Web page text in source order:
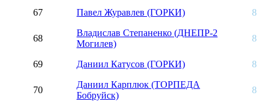
67 Павел Журавлев (ГОРКИ) 8
68
Владислав Степаненко (ДНЕПР-2
Могилев)
8
69 Даниил Катусов (ГОРКИ) 8
70
Даниил Карплюк (ТОРПЕДА
Бобруйск)
8